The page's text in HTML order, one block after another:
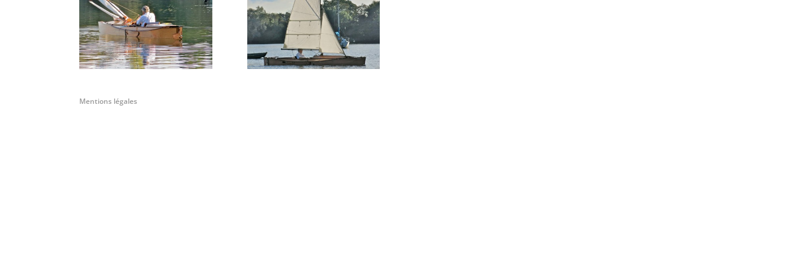
Mentions légales